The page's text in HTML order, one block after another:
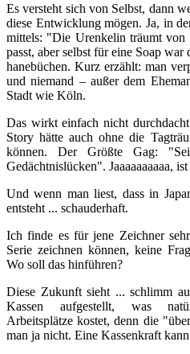
Es versteht sich von Selbst, dann
diese Entwicklung mögen. Ja, in
mittels: "Die Urenkelin träumt
passt, aber selbst für eine Soap
hanebüchen. Kurz erzählt: man
und niemand – außer dem
Stadt wie Köln.
Das wirkt einfach nicht
Story hätte auch ohne die
können. Der Größte Gag:
Gedächtnislücken". Jaaaaaaaaaa,
Und wenn man liest, dass in
entsteht ... schauderhaft.
Ich finde es für jene Zeichner
Serie zeichnen können, keine
Wo soll das hinführen?
Diese Zukunft sieht ... schlimm
Kassen aufgestellt, was
Arbeitsplätze kostet, denn die
man ja nicht. Eine Kassenkraft